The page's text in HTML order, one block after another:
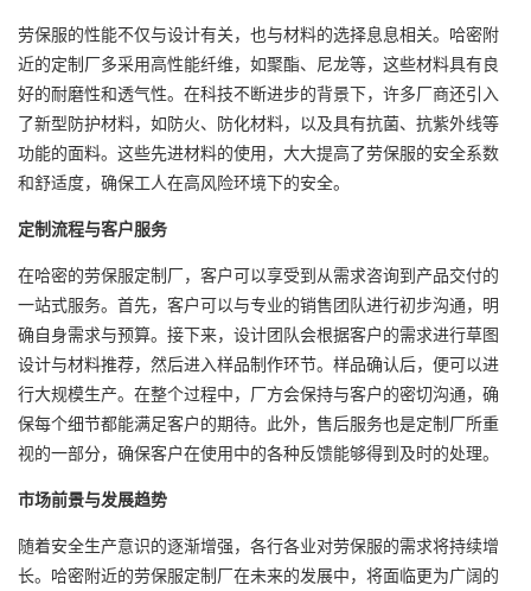
劳保服的性能不仅与设计有关，也与材料的选择息息相关。哈密附
近的定制厂多采用高性能纤维，如聚酯、尼龙等，这些材料具有良
好的耐磨性和透气性。在科技不断进步的背景下，许多厂商还引入
了新型防护材料，如防火、防化材料，以及具有抗菌、抗紫外线等
功能的面料。这些先进材料的使用，大大提高了劳保服的安全系数
和舒适度，确保工人在高风险环境下的安全。
定制流程与客户服务
在哈密的劳保服定制厂，客户可以享受到从需求咨询到产品交付的
一站式服务。首先，客户可以与专业的销售团队进行初步沟通，明
确自身需求与预算。接下来，设计团队会根据客户的需求进行草图
设计与材料推荐，然后进入样品制作环节。样品确认后，便可以进
行大规模生产。在整个过程中，厂方会保持与客户的密切沟通，确
保每个细节都能满足客户的期待。此外，售后服务也是定制厂所重
视的一部分，确保客户在使用中的各种反馈能够得到及时的处理。
市场前景与发展趋势
随着安全生产意识的逐渐增强，各行各业对劳保服的需求将持续增
长。哈密附近的劳保服定制厂在未来的发展中，将面临更为广阔的